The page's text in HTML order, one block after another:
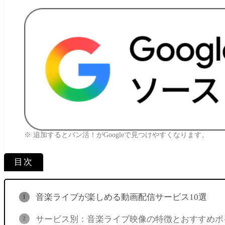
※ 追加するとバン活！がGoogleで見つけやすくなります。
目次
音楽ライブが楽しめる動画配信サービス10選
サービス別：音楽ライブ映像の特徴とおすすめ